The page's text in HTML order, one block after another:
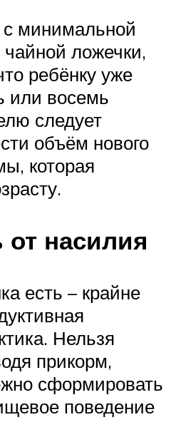
минимальной
ложечки,
ребёнку уже
или восемь
следует
объём нового
которая
от насилия
есть – крайне
Нельзя
прикорм,
сформировать
поведение